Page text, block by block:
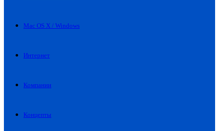
Mac OS X / Windows
Интернет
Компании
Концепты